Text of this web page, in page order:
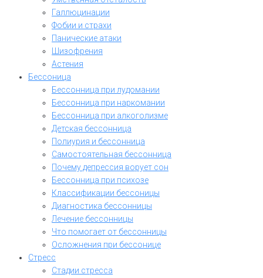
Галлюцинации
Фобии и страхи
Панические атаки
Шизофрения
Астения
Бессоница
Бессонница при лудомании
Бессонница при наркомании
Бессонница при алкоголизме
Детская бессонница
Полиурия и бессонница
Самостоятельная бессонница
Почему депрессия ворует сон
Бессонница при психозе
Классификации бессоницы
Диагностика бессонницы
Лечение бессонницы
Что помогает от бессонницы
Осложнения при бессонице
Стресс
Стадии стресса